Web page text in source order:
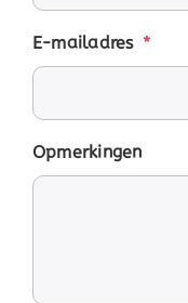
E-mailadres *
Opmerkingen